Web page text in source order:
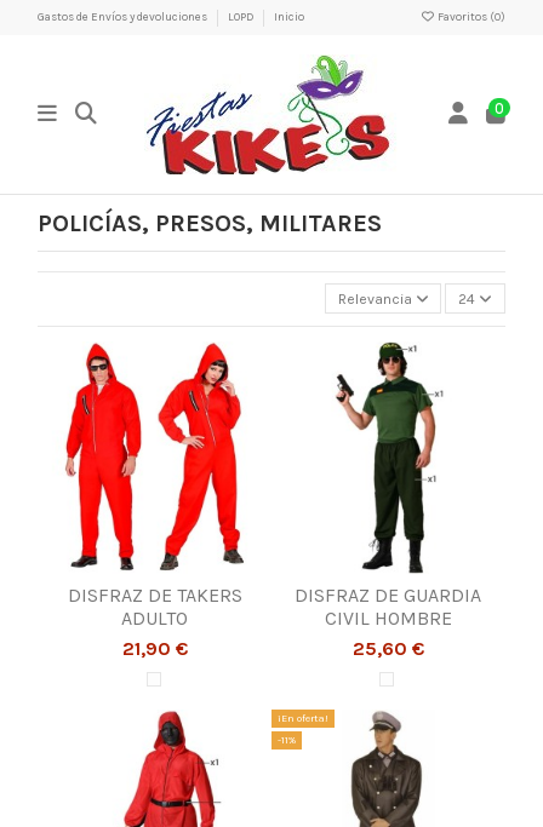
Gastos de Envíos y devoluciones LOPD Inicio Favoritos (0)
0
POLICÍAS, PRESOS, MILITARES
Relevancia 24
DISFRAZ DE TAKERS
ADULTO
21,90 €
DISFRAZ DE GUARDIA
CIVIL HOMBRE
25,60 €
¡En oferta!
-11%